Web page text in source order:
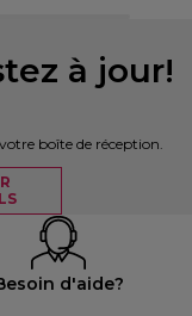
à jour!
boîte de réception.
d'aide?